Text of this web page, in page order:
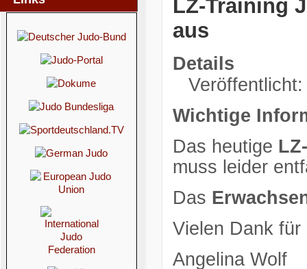
LZ-Training
aus
Details
Wichtige
Das heutige
muss leider
Das
Vielen Dank für
Angelina Wolf